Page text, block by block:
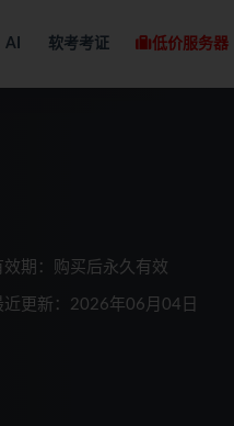
AI 软考考证 低价服务器
效期：购买后永久有效
近更新：2026年06月04日